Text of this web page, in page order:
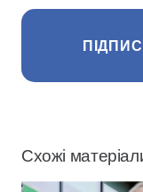
Схожі